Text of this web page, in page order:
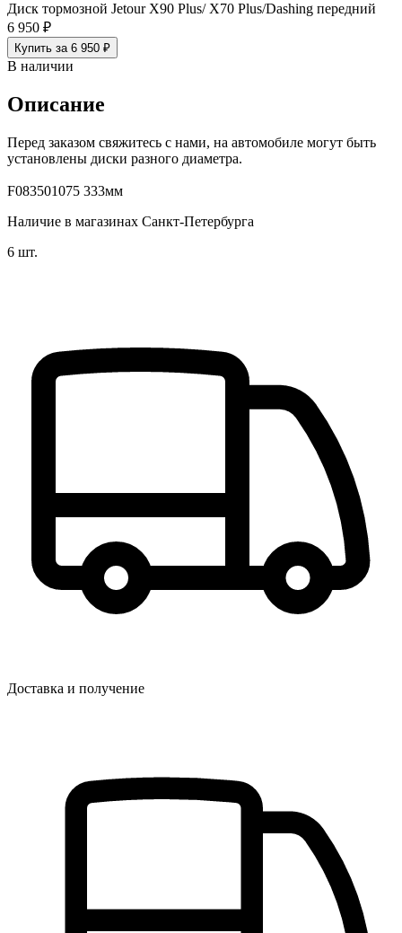
Диск тормозной Jetour X90 Plus/ X70 Plus/Dashing передний
6 950 ₽
Купить за 6 950 ₽
В наличии
Описание
Перед заказом свяжитесь с нами, на автомобиле могут быть
установлены диски разного диаметра.
F083501075 333мм
Наличие в магазинах Санкт-Петербурга
6 шт.
Доставка и получение